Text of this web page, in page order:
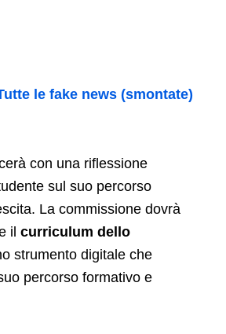
le fake news (smontate)
con una riflessione
sul suo percorso
La commissione dovrà
il curriculum dello
strumento digitale che
percorso formativo e